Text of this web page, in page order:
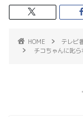
HOME テレビ
チコちゃんに叱